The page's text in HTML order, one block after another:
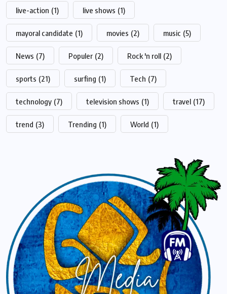
live-action (1) live shows (1)
mayoral candidate (1) movies (2) music (5)
News (7) Populer (2) Rock 'n roll (2)
sports (21) surfing (1) Tech (7)
technology (7) television shows (1) travel (17)
trend (3) Trending (1) World (1)